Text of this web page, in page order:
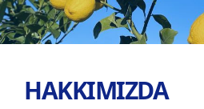
HAKKIMIZDA